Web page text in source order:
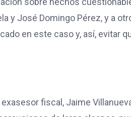
y José Domingo Pérez, y a
en este caso y, así, evitar
fiscal, Jaime